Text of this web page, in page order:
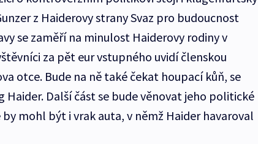
z Haiderovy strany Svaz pro budoucnost
se zaměří na minulost Haiderovy rodiny v
za pět eur vstupného uvidí členskou
otce. Bude na ně také čekat houpací kůň, se
Haider. Další část se bude věnovat jeho politické
by mohl být i vrak auta, v němž Haider havaroval